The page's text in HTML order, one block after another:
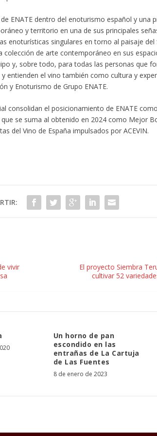
ENATE dentro del enoturismo español y una
y territorio en una de sus principales
enoturísticas singulares en torno al paisaje
de arte contemporáneo en sus
y, sobre todo, para todas las personas que
entienden el vino también como cultura y
y Enoturismo de Grupo ENATE.
consolidan el posicionamiento de ENATE
se suma al obtenido en 2024 como Mejor
del Vino de España impulsados por ACEVIN.
vivir
El proyecto Siembra
cultivar 52
Un horno de pan
escondido en las
entrañas de La Cartuja
de Las Fuentes
8 de enero de 2023